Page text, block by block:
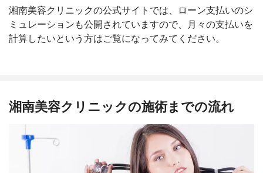
湘南美容クリニックの公式サイトでは、ローン支払いのシ
ミュレーションも公開されていますので、月々の支払いを
計算したいという方はご覧になってみてください。
湘南美容クリニックの施術までの流れ